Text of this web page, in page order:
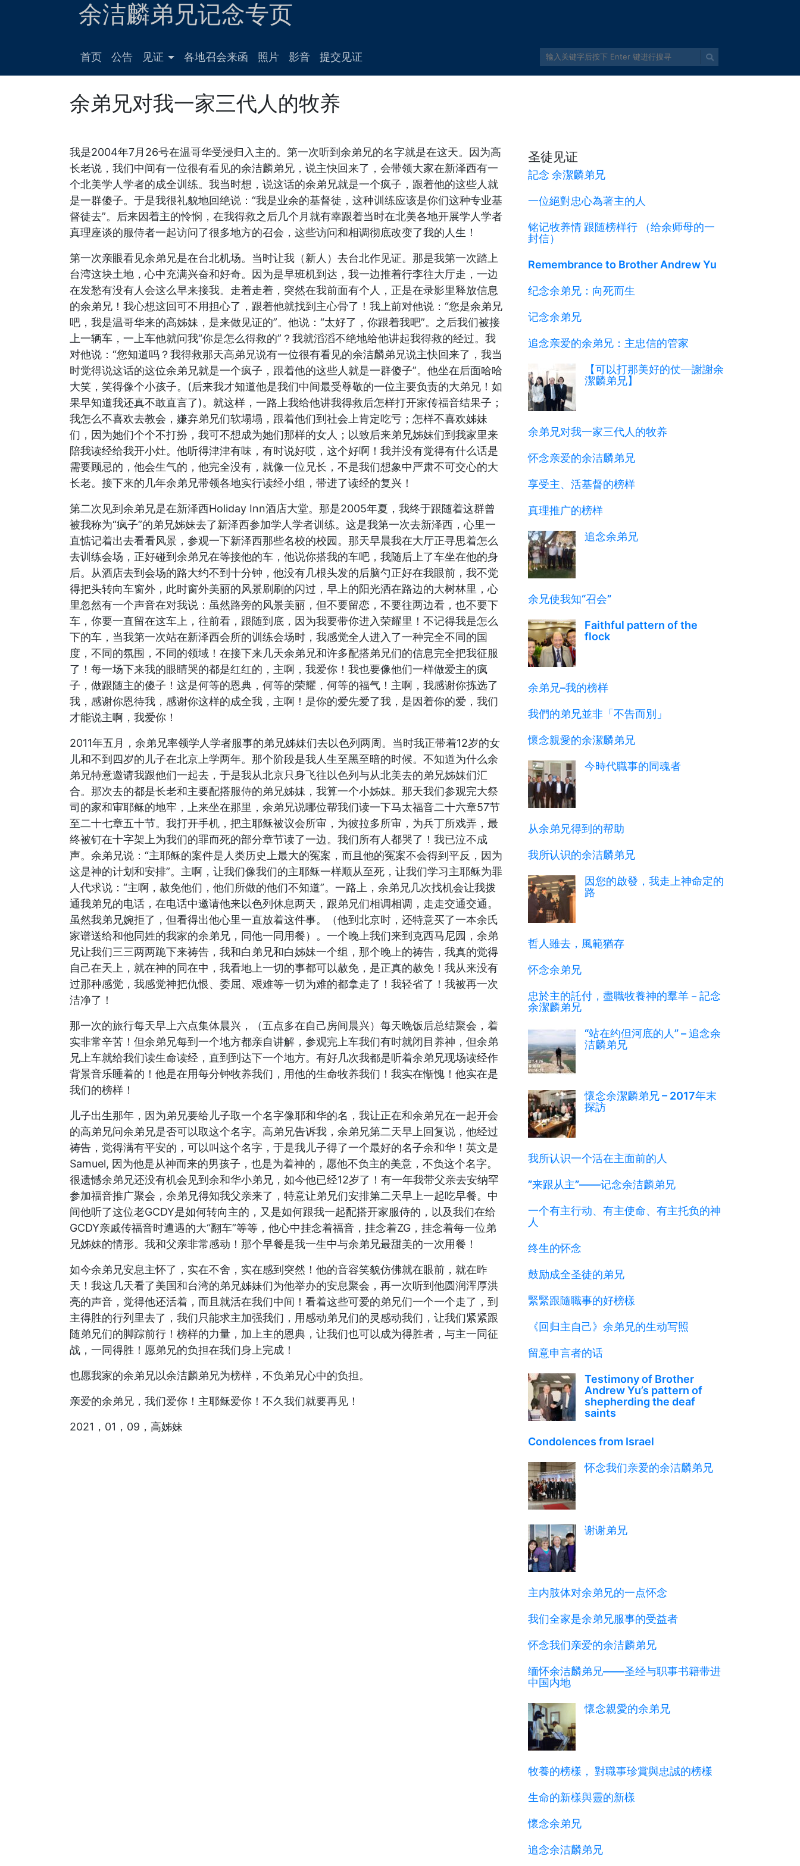
余洁麟弟兄记念专页
首页 公告 见证 各地召会来函 照片 影音 提交见证
余弟兄对我一家三代人的牧养
我是2004年7月26号在温哥华受浸归入主的。第一次听到余弟兄的名字就是在这天。因为高
长老说，我们中间有一位很有看见的余洁麟弟兄，说主快回来了，会带领大家在新泽西有一
个北美学人学者的成全训练。我当时想，说这话的余弟兄就是一个疯子，跟着他的这些人就
是一群傻子。于是我很礼貌地回绝说：“我是业余的基督徒，这种训练应该是你们这种专业基
督徒去”。后来因着主的怜悯，在我得救之后几个月就有幸跟着当时在北美各地开展学人学者
真理座谈的服侍者一起访问了很多地方的召会，这些访问和相调彻底改变了我的人生！
第一次亲眼看见余弟兄是在台北机场。当时让我（新人）去台北作见证。那是我第一次踏上
台湾这块土地，心中充满兴奋和好奇。因为是早班机到达，我一边推着行李往大厅走，一边
在发愁有没有人会这么早来接我。走着走着，突然在我前面有个人，正是在录影里释放信息
的余弟兄！我心想这回可不用担心了，跟着他就找到主心骨了！我上前对他说：“您是余弟兄
吧，我是温哥华来的高姊妹，是来做见证的”。他说：“太好了，你跟着我吧”。之后我们被接
上一辆车，一上车他就问我“你是怎么得救的”？我就滔滔不绝地给他讲起我得救的经过。我
对他说：“您知道吗？我得救那天高弟兄说有一位很有看见的余洁麟弟兄说主快回来了，我当
时觉得说这话的这位余弟兄就是一个疯子，跟着他的这些人就是一群傻子”。他坐在后面哈哈
大笑，笑得像个小孩子。(后来我才知道他是我们中间最受尊敬的一位主要负责的大弟兄！如
果早知道我还真不敢直言了)。就这样，一路上我给他讲我得救后怎样打开家传福音结果子；
我怎么不喜欢去教会，嫌弃弟兄们软塌塌，跟着他们到社会上肯定吃亏；怎样不喜欢姊妹
们，因为她们个个不打扮，我可不想成为她们那样的女人；以致后来弟兄姊妹们到我家里来
陪我读经给我开小灶。他听得津津有味，有时说好哎，这个好啊！我并没有觉得有什么话是
需要顾忌的，他会生气的，他完全没有，就像一位兄长，不是我们想象中严肃不可交心的大
长老。接下来的几年余弟兄带领各地实行读经小组，带进了读经的复兴！
第二次见到余弟兄是在新泽西Holiday Inn酒店大堂。那是2005年夏，我终于跟随着这群曾
被我称为“疯子”的弟兄姊妹去了新泽西参加学人学者训练。这是我第一次去新泽西，心里一
直惦记着出去看看风景，参观一下新泽西那些名校的校园。那天早晨我在大厅正寻思着怎么
去训练会场，正好碰到余弟兄在等接他的车，他说你搭我的车吧，我随后上了车坐在他的身
后。从酒店去到会场的路大约不到十分钟，他没有几根头发的后脑勺正好在我眼前，我不觉
得把头转向车窗外，此时窗外美丽的风景刷刷的闪过，早上的阳光洒在路边的大树林里，心
里忽然有一个声音在对我说：虽然路旁的风景美丽，但不要留恋，不要往两边看，也不要下
车，你要一直留在这车上，往前看，跟随到底，因为我要带你进入荣耀里！不记得我是怎么
下的车，当我第一次站在新泽西会所的训练会场时，我感觉全人进入了一种完全不同的国
度，不同的氛围，不同的领域！在接下来几天余弟兄和许多配搭弟兄们的信息完全把我征服
了！每一场下来我的眼睛哭的都是红红的，主啊，我爱你！我也要像他们一样做爱主的疯
子，做跟随主的傻子！这是何等的恩典，何等的荣耀，何等的福气！主啊，我感谢你拣选了
我，感谢你恩待我，感谢你这样的成全我，主啊！是你的爱先爱了我，是因着你的爱，我们
才能说主啊，我爱你！
2011年五月，余弟兄率领学人学者服事的弟兄姊妹们去以色列两周。当时我正带着12岁的女
儿和不到四岁的儿子在北京上学两年。那个阶段是我人生至黑至暗的时候。不知道为什么余
弟兄特意邀请我跟他们一起去，于是我从北京只身飞往以色列与从北美去的弟兄姊妹们汇
合。那次去的都是长老和主要配搭服侍的弟兄姊妹，我算一个小姊妹。那天我们参观完大祭
司的家和审耶稣的地牢，上来坐在那里，余弟兄说哪位帮我们读一下马太福音二十六章57节
至二十七章五十节。我打开手机，把主耶稣被议会所审，为彼拉多所审，为兵丁所戏弄，最
终被钉在十字架上为我们的罪而死的部分章节读了一边。我们所有人都哭了！我已泣不成
声。余弟兄说：“主耶稣的案件是人类历史上最大的冤案，而且他的冤案不会得到平反，因为
这是神的计划和安排”。主啊，让我们像我们的主耶稣一样顺从至死，让我们学习主耶稣为罪
人代求说：“主啊，赦免他们，他们所做的他们不知道”。一路上，余弟兄几次找机会让我拨
通我弟兄的电话，在电话中邀请他来以色列休息两天，跟弟兄们相调相调，走走交通交通。
虽然我弟兄婉拒了，但看得出他心里一直放着这件事。（他到北京时，还特意买了一本余氏
家谱送给和他同姓的我家的余弟兄，同他一同用餐）。一个晚上我们来到克西马尼园，余弟
兄让我们三三两两跪下来祷告，我和白弟兄和白姊妹一个组，那个晚上的祷告，我真的觉得
自己在天上，就在神的同在中，我看地上一切的事都可以赦免，是正真的赦免！我从来没有
过那种感觉，我感觉神把仇恨、委屈、艰难等一切为难的都拿走了！我轻省了！我被再一次
洁净了！
那一次的旅行每天早上六点集体晨兴，（五点多在自己房间晨兴）每天晚饭后总结聚会，着
实非常辛苦！但余弟兄每到一个地方都亲自讲解，参观完上车我们有时就闭目养神，但余弟
兄上车就给我们读生命读经，直到到达下一个地方。有好几次我都是听着余弟兄现场读经作
背景音乐睡着的！他是在用每分钟牧养我们，用他的生命牧养我们！我实在惭愧！他实在是
我们的榜样！
儿子出生那年，因为弟兄要给儿子取一个名字像耶和华的名，我让正在和余弟兄在一起开会
的高弟兄问余弟兄是否可以取这个名字。高弟兄告诉我，余弟兄第二天早上回复说，他经过
祷告，觉得满有平安的，可以叫这个名字，于是我儿子得了一个最好的名子余和华！英文是
Samuel, 因为他是从神而来的男孩子，也是为着神的，愿他不负主的美意，不负这个名字。
很遗憾余弟兄还没有机会见到余和华小弟兄，如今他已经12岁了！有一年我带父亲去安纳罕
参加福音推广聚会，余弟兄得知我父亲来了，特意让弟兄们安排第二天早上一起吃早餐。中
间他听了这位老GCDY是如何转向主的，又是如何跟我一起配搭开家服侍的，以及我们在给
GCDY亲戚传福音时遭遇的大“翻车”等等，他心中挂念着福音，挂念着ZG，挂念着每一位弟
兄姊妹的情形。我和父亲非常感动！那个早餐是我一生中与余弟兄最甜美的一次用餐！
如今余弟兄安息主怀了，实在不舍，实在感到突然！他的音容笑貌仿佛就在眼前，就在昨
天！我这几天看了美国和台湾的弟兄姊妹们为他举办的安息聚会，再一次听到他圆润浑厚洪
亮的声音，觉得他还活着，而且就活在我们中间！看着这些可爱的弟兄们一个一个走了，到
主得胜的行列里去了，我们只能求主加强我们，用感动弟兄们的灵感动我们，让我们紧紧跟
随弟兄们的脚踪前行！榜样的力量，加上主的恩典，让我们也可以成为得胜者，与主一同征
战，一同得胜！愿弟兄的负担在我们身上完成！
也愿我家的余弟兄以余洁麟弟兄为榜样，不负弟兄心中的负担。
亲爱的余弟兄，我们爱你！主耶稣爱你！不久我们就要再见！
2021，01，09，高姊妹
圣徒见证
記念 余潔麟弟兄
一位絕對忠心為著主的人
铭记牧养情 跟随榜样行 （给余师母的一
封信）
Remembrance to Brother Andrew Yu
纪念余弟兄：向死而生
记念余弟兄
追念亲爱的余弟兄：主忠信的管家
【可以打那美好的仗─謝謝余
潔麟弟兄】
余弟兄对我一家三代人的牧养
怀念亲爱的余洁麟弟兄
享受主、活基督的榜样
真理推广的榜样
追念余弟兄
余兄使我知“召会”
Faithful pattern of the
flock
余弟兄–我的榜样
我們的弟兄並非「不告而別」
懷念親愛的余潔麟弟兄
今時代職事的同魂者
从余弟兄得到的帮助
我所认识的余洁麟弟兄
因您的啟發，我走上神命定的
路
哲人雖去，風範猶存
怀念余弟兄
忠於主的託付，盡職牧養神的羣羊－記念
余潔麟弟兄
“站在约但河底的人” – 追念余
洁麟弟兄
懷念余潔麟弟兄 – 2017年末
探訪
我所认识一个活在主面前的人
”来跟从主”——记念余洁麟弟兄
一个有主行动、有主使命、有主托负的神
人
终生的怀念
鼓励成全圣徒的弟兄
緊緊跟隨職事的好榜樣
《回归主自己》余弟兄的生动写照
留意申言者的话
Testimony of Brother
Andrew Yu’s pattern of
shepherding the deaf
saints
Condolences from Israel
怀念我们亲爱的余洁麟弟兄
谢谢弟兄
主内肢体对余弟兄的一点怀念
我们全家是余弟兄服事的受益者
怀念我们亲爱的余洁麟弟兄
缅怀余洁麟弟兄——圣经与职事书籍带进
中国内地
懷念親愛的余弟兄
牧養的榜樣， 對職事珍賞與忠誠的榜樣
生命的新樣與靈的新樣
懷念余弟兄
追念余洁麟弟兄